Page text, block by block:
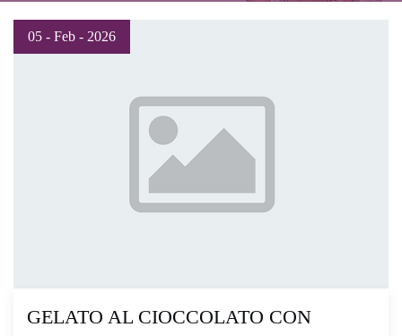
05 - Feb - 2026
GELATO AL CIOCCOLATO CON